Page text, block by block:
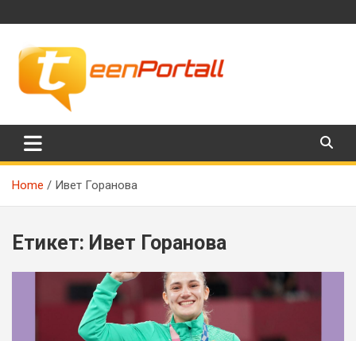
to
TeenPortall
Home Ивет Горанова
Етикет: Ивет Горанова